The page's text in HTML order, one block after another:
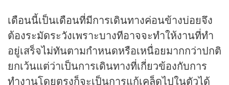
เดือนนี้เป็นเดือนที่มีการเดินทางค่อนข้างบ่อยจึง
ต้องระมัดระวังเพราะบางทีอาจจะทำให้งานที่ทำ
อยู่เสร็จไม่ทันตามกำหนดหรือเหนื่อยมากกว่าปกติ
ยกเว้นแต่ว่าเป็นการเดินทางที่เกี่ยวข้องกับการ
ทำงานโดยตรงก็จะเป็นการแก้เคล็ดไปในตัวได้